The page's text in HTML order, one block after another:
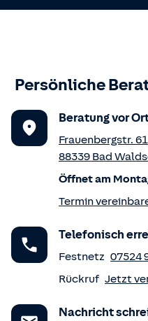
Persönliche
Beratung vor
Frauenbergstr. 61
88339 Bad
Öffnet am
Termin
Telefonisch
Festnetz 07524
Rückruf Jetzt
Nachricht